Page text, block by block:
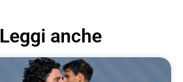
Leggi anche